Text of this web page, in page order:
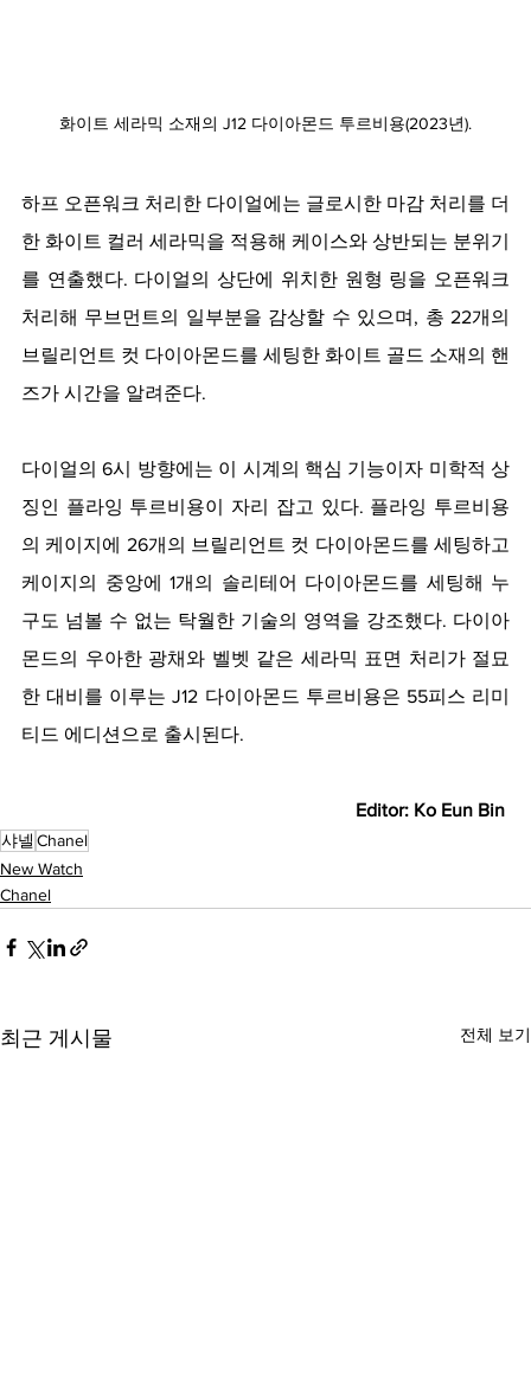
화이트 세라믹 소재의 J12 다이아몬드 투르비용(2023년).
하프 오픈워크 처리한 다이얼에는 글로시한 마감 처리를 더
한 화이트 컬러 세라믹을 적용해 케이스와 상반되는 분위기
를 연출했다. 다이얼의 상단에 위치한 원형 링을 오픈워크
처리해 무브먼트의 일부분을 감상할 수 있으며, 총 22개의
브릴리언트 컷 다이아몬드를 세팅한 화이트 골드 소재의 핸
즈가 시간을 알려준다.
다이얼의 6시 방향에는 이 시계의 핵심 기능이자 미학적 상
징인 플라잉 투르비용이 자리 잡고 있다. 플라잉 투르비용
의 케이지에 26개의 브릴리언트 컷 다이아몬드를 세팅하고
케이지의 중앙에 1개의 솔리테어 다이아몬드를 세팅해 누
구도 넘볼 수 없는 탁월한 기술의 영역을 강조했다. 다이아
몬드의 우아한 광채와 벨벳 같은 세라믹 표면 처리가 절묘
한 대비를 이루는 J12 다이아몬드 투르비용은 55피스 리미
티드 에디션으로 출시된다.
Editor: Ko Eun Bin
샤넬 Chanel
New Watch
Chanel
최근 게시물 전체 보기